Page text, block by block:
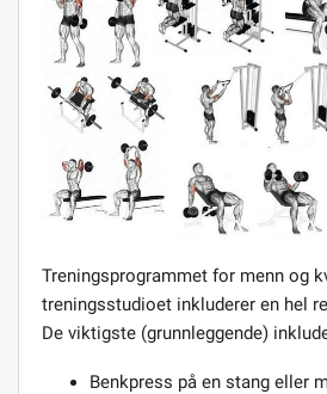
Treningsprogrammet for menn og
treningsstudioet inkluderer en hel
De viktigste (grunnleggende)
Benkpress på en stang eller